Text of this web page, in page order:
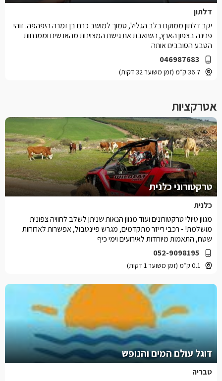
דלתון
046987683
36.7 ק״מ (זמן משוער 32 דקות)
יקב דלתון ממוקם בלב הגליל, סמוך למושב כרם בן זמרה היפהפה. זוהי
פנינה בצפון הארץ, השואבת את גישת המצוינות מהאנשים וממנחות
הטבע הסובבים אותה
אטרקציות
טרקטורוני כלנית
כלנית
052-9098195
0.1 ק״מ (זמן משוער 1 דקות)
מגוון טיולי טרקטורונים ועוד מגוון הנאות שניתן לשלב לחוויה צפונית
מושלמת! - רכבי רייזר מתקדמים, מגרש פיינטבול, אפשרות לארוחות
שטח, התאמות מיוחדות לאירועים וימי כיף
דוגל עולם המים והנופש
טבריה